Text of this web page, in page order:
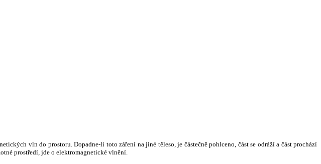
vln do prostoru. Dopadne-li toto záření na jiné těleso, je částečně pohlceno, část se odráží a část prochází
prostředí, jde o elektromagnetické vlnění.